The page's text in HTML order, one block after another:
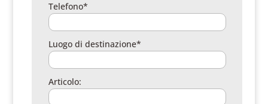
Telefono*
Luogo di destinazione*
Articolo: